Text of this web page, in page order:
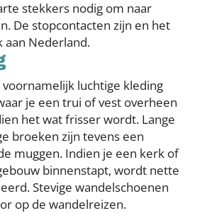
stekkers nodig om naar
De stopcontacten zijn en het
aan Nederland.
luchtige kleding
je een trui of vest overheen
het wat frisser wordt. Lange
broeken zijn tevens een
muggen. Indien je een kerk of
binnenstapt, wordt nette
Stevige wandelschoenen
op de wandelreizen.